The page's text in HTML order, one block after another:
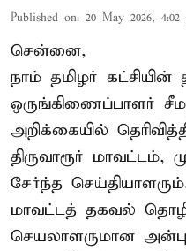
Published on: 20 May 2026, 4:02
சென்னை,
நாம் தமிழர்
ஒருங்கிணைப்பாளர்
அறிக்கையில்
திருவாரூர் மாவட்டம்,
சேர்ந்த
மாவட்டத் தகவல்
செயலாளருமான